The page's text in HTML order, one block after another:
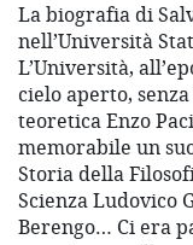
La biografia di
nell’Università
L’Università,
cielo aperto,
teoretica Enzo
memorabile un
Storia della
Scienza Ludovico
Berengo… Ci era